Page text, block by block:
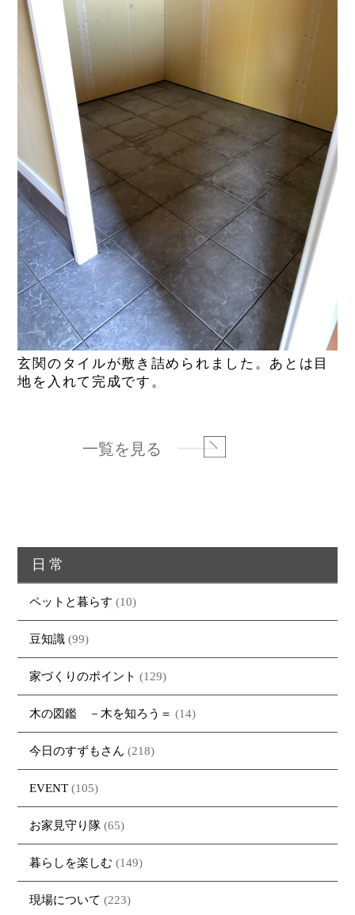
玄関のタイルが敷き詰められました。あとは目
地を入れて完成です。
一覧を見る
日常
ペットと暮らす (10)
豆知識 (99)
家づくりのポイント (129)
木の図鑑 －木を知ろう＝ (14)
今日のすずもさん (218)
EVENT (105)
お家見守り隊 (65)
暮らしを楽しむ (149)
現場について (223)